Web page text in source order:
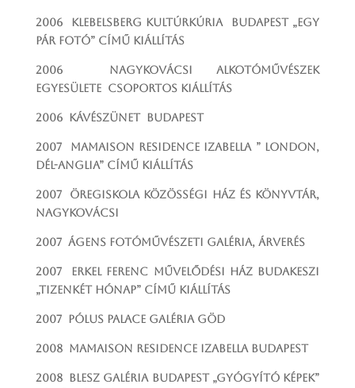
2006 Klebelsberg Kultúrkúria Budapest „Egy
pár fotó” című kiállítás
2006 Nagykovácsi Alkotóművészek
Egyesülete csoportos kiállítás
2006 Kávészünet Budapest
2007 Mamaison Residence Izabella ” London,
Dél-Anglia” című kiállítás
2007 Öregiskola Közösségi Ház és Könyvtár,
Nagykovácsi
2007 Ágens Fotóművészeti Galéria, árverés
2007 Erkel Ferenc Művelődési ház Budakeszi
„Tizenkét hónap” című kiállítás
2007 Pólus Palace Galéria Göd
2008 Mamaison Residence Izabella Budapest
2008 BLESZ Galéria Budapest „Gyógyító képek”